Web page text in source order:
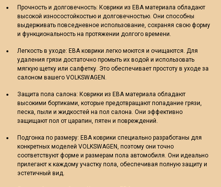
Прочность и долговечность: Коврики из ЕВА материала обладают
высокой износостойкостью и долговечностью. Они способны
выдерживать повседневное использование, сохраняя свою форму
и функциональность на протяжении долгого времени.
Легкость в уходе: ЕВА коврики легко моются и очищаются. Для
удаления грязи достаточно промыть их водой и использовать
мягкую щетку или салфетку. Это обеспечивает простоту в уходе за
салоном вашего VOLKSWAGEN.
Защита пола салона: Коврики из ЕВА материала обладают
высокими бортиками, которые предотвращают попадание грязи,
песка, пыли и жидкостей на пол салона. Они эффективно
защищают пол от царапин, пятен и повреждений.
Подгонка по размеру: ЕВА коврики специально разработаны для
конкретных моделей VOLKSWAGEN, поэтому они точно
соответствуют форме и размерам пола автомобиля. Они идеально
прилегают к каждому участку пола, обеспечивая полную защиту и
эстетичный вид.